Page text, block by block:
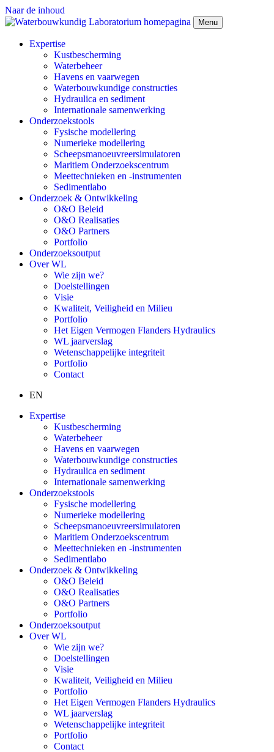
Naar de inhoud
Menu
Expertise
Kustbescherming
Waterbeheer
Havens en vaarwegen
Waterbouwkundige constructies
Hydraulica en sediment
Internationale samenwerking
Onderzoekstools
Fysische modellering
Numerieke modellering
Scheepsmanoeuvreersimulatoren
Maritiem Onderzoekscentrum
Meettechnieken en -instrumenten
Sedimentlabo
Onderzoek & Ontwikkeling
O&O Beleid
O&O Realisaties
O&O Partners
Portfolio
Onderzoeksoutput
Over WL
Wie zijn we?
Doelstellingen
Visie
Kwaliteit, Veiligheid en Milieu
Portfolio
Het Eigen Vermogen Flanders Hydraulics
WL jaarverslag
Wetenschappelijke integriteit
Portfolio
Contact
EN
Expertise
Kustbescherming
Waterbeheer
Havens en vaarwegen
Waterbouwkundige constructies
Hydraulica en sediment
Internationale samenwerking
Onderzoekstools
Fysische modellering
Numerieke modellering
Scheepsmanoeuvreersimulatoren
Maritiem Onderzoekscentrum
Meettechnieken en -instrumenten
Sedimentlabo
Onderzoek & Ontwikkeling
O&O Beleid
O&O Realisaties
O&O Partners
Portfolio
Onderzoeksoutput
Over WL
Wie zijn we?
Doelstellingen
Visie
Kwaliteit, Veiligheid en Milieu
Portfolio
Het Eigen Vermogen Flanders Hydraulics
WL jaarverslag
Wetenschappelijke integriteit
Portfolio
Contact